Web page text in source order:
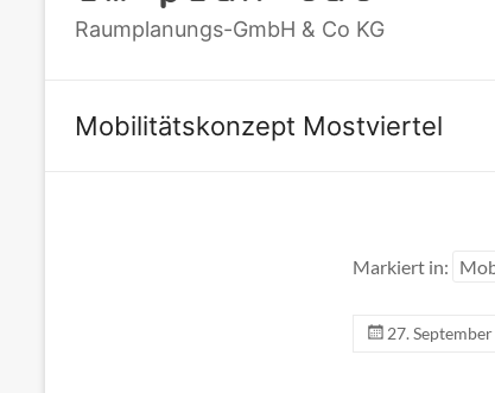
Raumplanungs-GmbH & Co KG
Mobilitätskonzept Mostviertel
Markiert in:
27.